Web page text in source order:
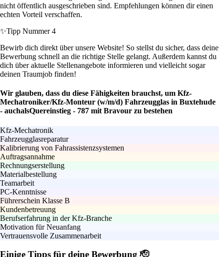
nicht öffentlich ausgeschrieben sind. Empfehlungen können dir einen
echten Vorteil verschaffen.
✨Tipp Nummer 4
Bewirb dich direkt über unsere Website! So stellst du sicher, dass deine
Bewerbung schnell an die richtige Stelle gelangt. Außerdem kannst du
dich über aktuelle Stellenangebote informieren und vielleicht sogar
deinen Traumjob finden!
Wir glauben, dass du diese Fähigkeiten brauchst, um Kfz-
Mechatroniker/Kfz-Monteur (w/m/d) Fahrzeugglas in Buxtehude
- auchalsQuereinstieg - 787 mit Bravour zu bestehen
Kfz-Mechatronik
Fahrzeugglasreparatur
Kalibrierung von Fahrassistenzsystemen
Auftragsannahme
Rechnungserstellung
Materialbestellung
Teamarbeit
PC-Kenntnisse
Führerschein Klasse B
Kundenbetreuung
Berufserfahrung in der Kfz-Branche
Motivation für Neuanfang
Vertrauensvolle Zusammenarbeit
Einige Tipps für deine Bewerbung 🫡